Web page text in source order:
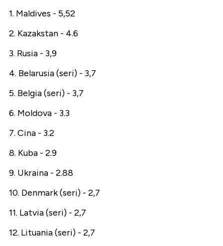
1. Maldives - 5,52
2. Kazakstan - 4.6
3. Rusia - 3,9
4. Belarusia (seri) - 3,7
5. Belgia (seri) - 3,7
6. Moldova - 3.3
7. Cina - 3.2
8. Kuba - 2.9
9. Ukraina - 2.88
10. Denmark (seri) - 2,7
11. Latvia (seri) - 2,7
12. Lituania (seri) - 2,7